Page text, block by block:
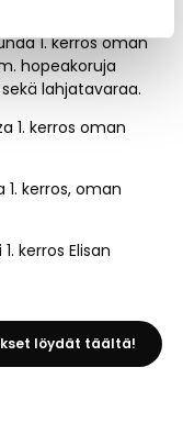
1. kerros oman
hopeakoruja
lahjatavaraa.
1. kerros oman
1. kerros, oman
kerros Elisan
löydät täältä!